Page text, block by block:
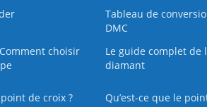
Tableau de
DMC
choisir
Le guide complet de
diamant
de croix ? Qu’est-ce que le